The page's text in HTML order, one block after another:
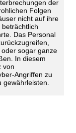
der
Folgen
nicht auf ihre
Das Personal
sogar ganze
In diesem
von
Angriffen zu